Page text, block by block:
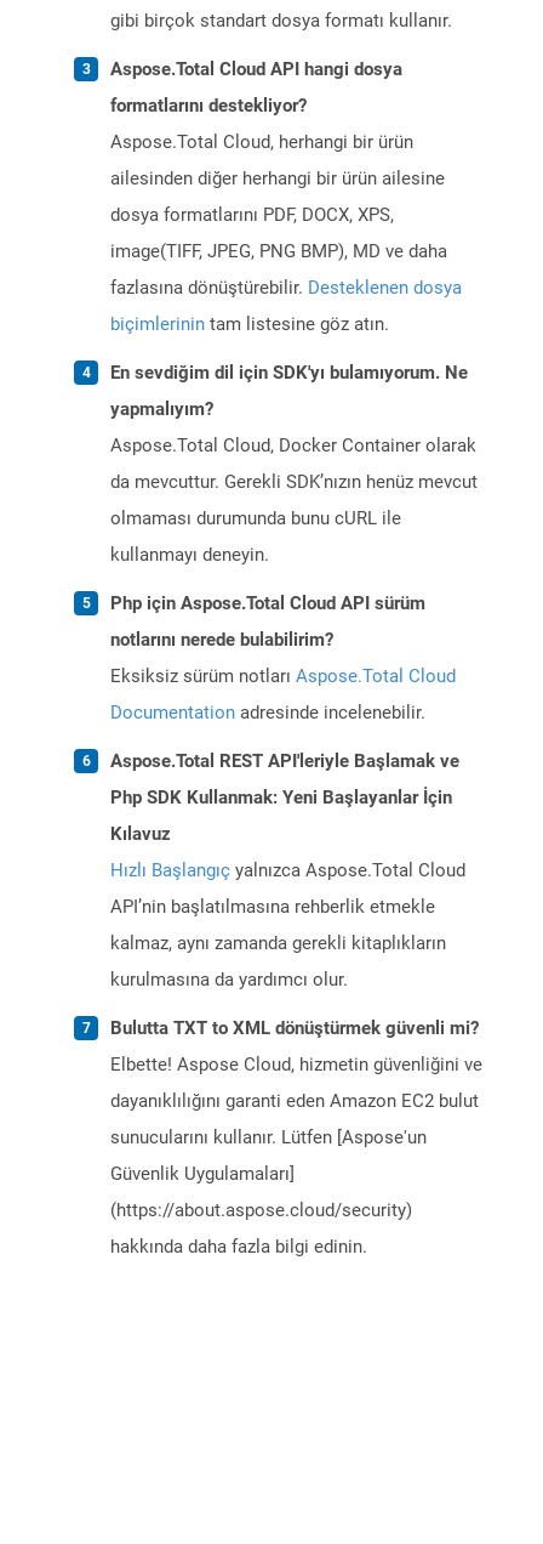
gibi birçok standart dosya formatı kullanır.
Aspose.Total Cloud API hangi dosya
formatlarını destekliyor?
Aspose.Total Cloud, herhangi bir ürün
ailesinden diğer herhangi bir ürün ailesine
dosya formatlarını PDF, DOCX, XPS,
image(TIFF, JPEG, PNG BMP), MD ve daha
fazlasına dönüştürebilir. Desteklenen dosya
biçimlerinin tam listesine göz atın.
En sevdiğim dil için SDK'yı bulamıyorum. Ne
yapmalıyım?
Aspose.Total Cloud, Docker Container olarak
da mevcuttur. Gerekli SDK’nızın henüz mevcut
olmaması durumunda bunu cURL ile
kullanmayı deneyin.
Php için Aspose.Total Cloud API sürüm
notlarını nerede bulabilirim?
Eksiksiz sürüm notları Aspose.Total Cloud
Documentation adresinde incelenebilir.
Aspose.Total REST API'leriyle Başlamak ve
Php SDK Kullanmak: Yeni Başlayanlar İçin
Kılavuz
Hızlı Başlangıç yalnızca Aspose.Total Cloud
API’nin başlatılmasına rehberlik etmekle
kalmaz, aynı zamanda gerekli kitaplıkların
kurulmasına da yardımcı olur.
Bulutta TXT to XML dönüştürmek güvenli mi?
Elbette! Aspose Cloud, hizmetin güvenliğini ve
dayanıklılığını garanti eden Amazon EC2 bulut
sunucularını kullanır. Lütfen [Aspose'un
Güvenlik Uygulamaları]
(https://about.aspose.cloud/security)
hakkında daha fazla bilgi edinin.